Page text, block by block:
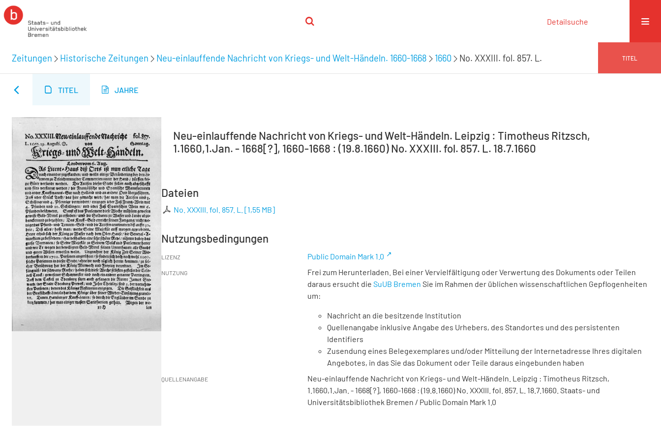
Detailsuche
Zeitungen Historische Zeitungen Neu-einlauffende Nachricht von Kriegs- und Welt-Händeln. 1660-1668 1660 No. XXXIII. fol. 857. L. TITEL
TITEL JAHRE
Neu-einlauffende Nachricht von Kriegs- und Welt-Händeln. Leipzig : Timotheus Ritzsch,
1.1660,1.Jan. - 1668[?], 1660-1668 : (19.8.1660) No. XXXIII. fol. 857. L. 18.7.1660
Dateien
No. XXXIII. fol. 857. L. [1,55 MB]
Nutzungsbedingungen
LIZENZ Public Domain Mark 1.0
NUTZUNG
Frei zum Herunterladen. Bei einer Vervielfältigung oder Verwertung des Dokuments oder Teilen
daraus ersucht die SuUB Bremen Sie im Rahmen der üblichen wissenschaftlichen Gepflogenheiten
um:
Nachricht an die besitzende Institution
Quellenangabe inklusive Angabe des Urhebers, des Standortes und des persistenten
Identifiers
Zusendung eines Belegexemplares und/oder Mitteilung der Internetadresse Ihres digitalen
Angebotes, in das Sie das Dokument oder Teile daraus eingebunden haben
QUELLENANGABE
Neu-einlauffende Nachricht von Kriegs- und Welt-Händeln. Leipzig : Timotheus Ritzsch,
1.1660,1.Jan. - 1668[?], 1660-1668 : (19.8.1660) No. XXXIII. fol. 857. L. 18.7.1660. Staats- und
Universitätsbibliothek Bremen / Public Domain Mark 1.0